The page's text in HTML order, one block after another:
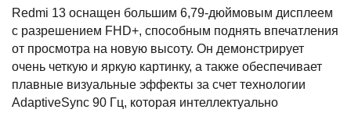
Redmi 13 оснащен большим 6,79-дюймовым дисплеем
с разрешением FHD+, способным поднять впечатления
от просмотра на новую высоту. Он демонстрирует
очень четкую и яркую картинку, а также обеспечивает
плавные визуальные эффекты за счет технологии
AdaptiveSync 90 Гц, которая интеллектуально